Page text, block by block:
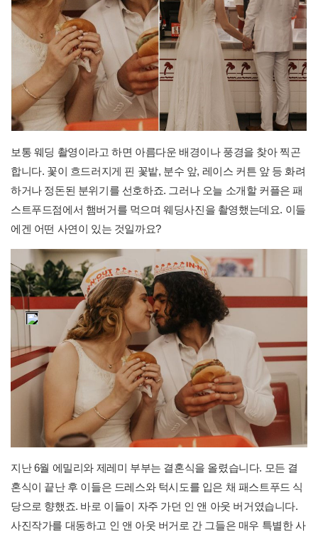
보통 웨딩 촬영이라고 하면 아름다운 배경이나 풍경을 찾아 찍곤
합니다. 꽃이 흐드러지게 핀 꽃밭, 분수 앞, 레이스 커튼 앞 등 화려
하거나 정돈된 분위기를 선호하죠. 그러나 오늘 소개할 커플은 패
스트푸드점에서 햄버거를 먹으며 웨딩사진을 촬영했는데요. 이들
에겐 어떤 사연이 있는 것일까요?
지난 6월 에밀리와 제레미 부부는 결혼식을 올렸습니다. 모든 결
혼식이 끝난 후 이들은 드레스와 턱시도를 입은 채 패스트푸드 식
당으로 향했죠. 바로 이들이 자주 가던 인 앤 아웃 버거였습니다.
사진작가를 대동하고 인 앤 아웃 버거로 간 그들은 매우 특별한 사